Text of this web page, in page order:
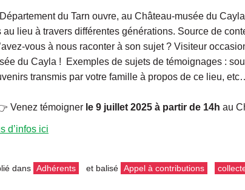
du Tarn ouvre, au Château-musée du
au lieu à travers différentes générations. Source de
vous à nous raconter à son sujet ? Visiteur
du Cayla ! Exemples de sujets de témoignages :
transmis par votre famille à propos de ce lieu,
Venez témoigner le 9 juillet 2025 à partir de 14h au
d’infos ici
dans Adhérents et balisé Appel à contributions